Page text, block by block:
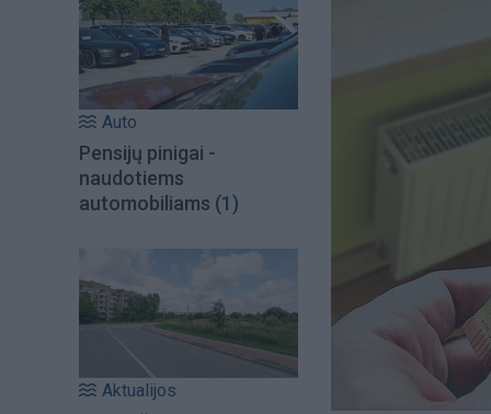
Auto
Pensijų pinigai -
naudotiems
automobiliams (1)
Aktualijos